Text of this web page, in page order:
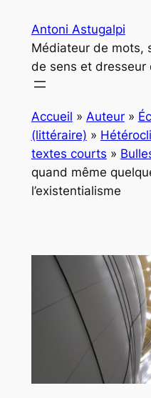
contenu
Antoni Astugalpi
Médiateur de mots,
de sens et dresseur
Accueil » Auteur»
(littéraire) »
textes courts »
quand même
l’existentialisme